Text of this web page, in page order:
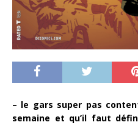
– le gars super pas
semaine et qu’il faut